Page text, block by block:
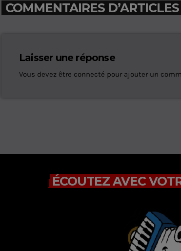
COMMENTAIRES
Laisser une réponse
Vous devez être connecté pour ajouter un
ÉCOUTEZ AVEC